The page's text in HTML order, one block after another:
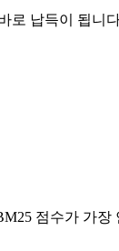
로 납득이 됩니
점수가 가장